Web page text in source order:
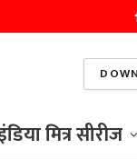
मित्र सीरीज